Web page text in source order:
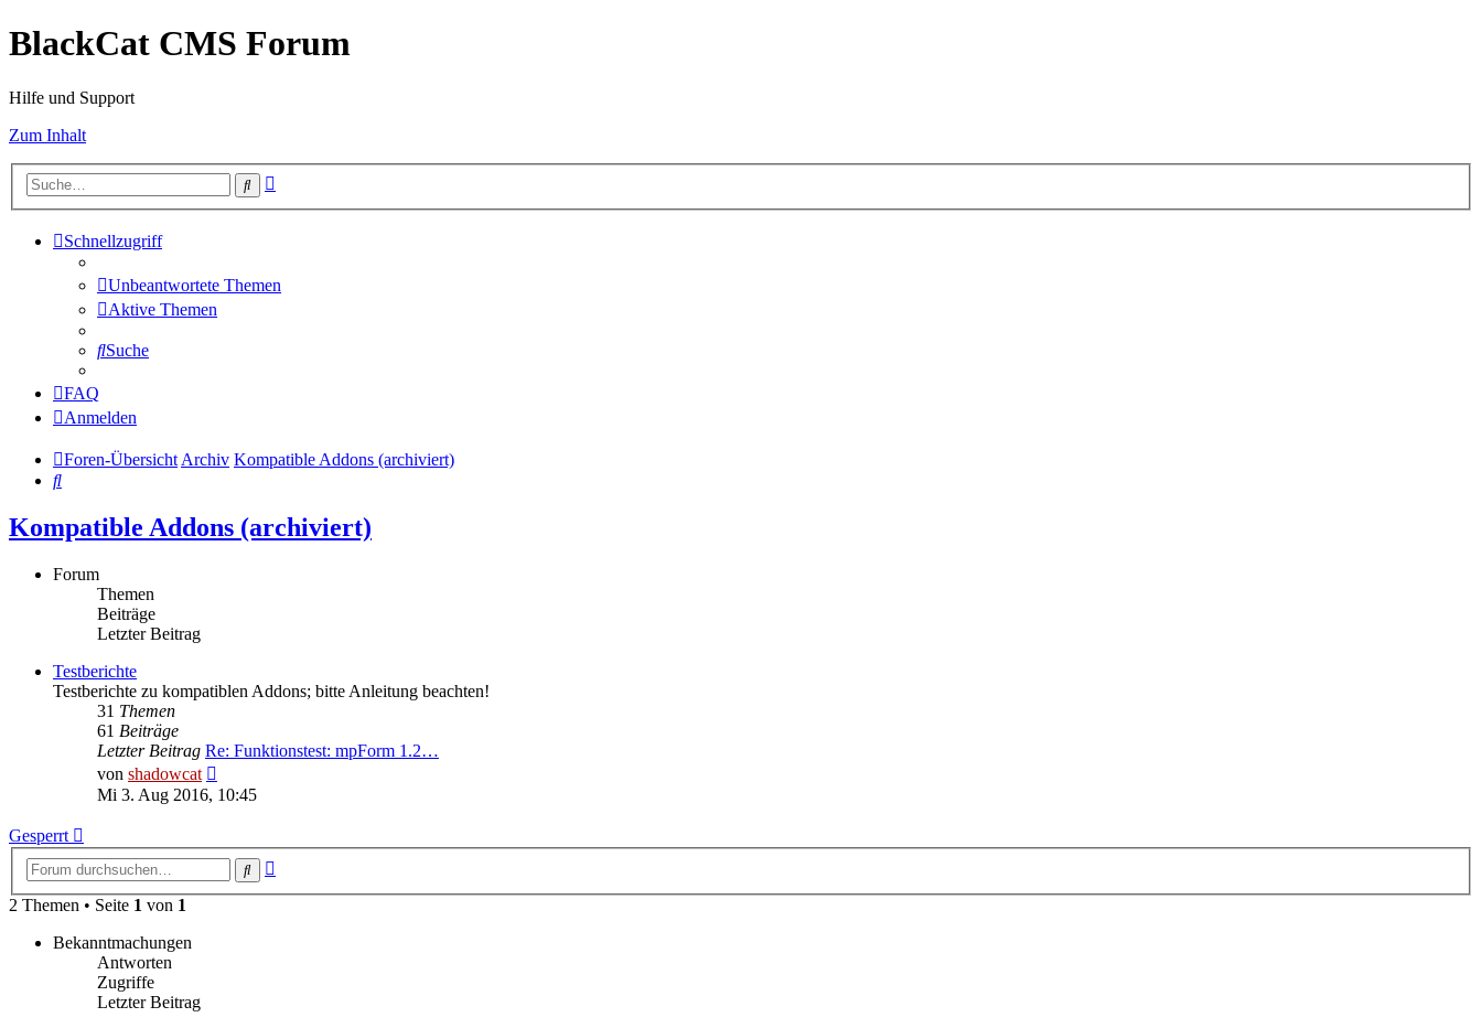
BlackCat CMS Forum
Hilfe und Support
Zum Inhalt
Suche
Schnellzugriff
Unbeantwortete Themen
Aktive Themen
Suche
FAQ
Anmelden
Foren-ÜbersichtArchiv Kompatible Addons (archiviert)
Suche
Kompatible Addons (archiviert)
Forum
Themen
Beiträge
Letzter Beitrag
Testberichte
Testberichte zu kompatiblen Addons; bitte Anleitung beachten!
31 Themen
61 Beiträge
Letzter Beitrag Re: Funktionstest: mpForm 1.2…
von shadowcat
Beitrag
Mi 3. Aug 2016, 10:45
Gesperrt
Suche
2 Themen • Seite 1 von 1
Bekanntmachungen
Antworten
Zugriffe
Letzter Beitrag